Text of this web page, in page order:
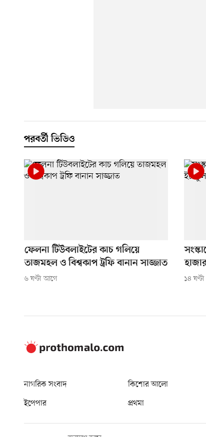
পরবর্তী ভিডিও
ফেলনা টিউবলাইটের কাচ গলিয়ে
তাজমহল ও বিশ্বকাপ ট্রফি বানান সাজ্জাত
৬ ঘণ্টা আগে ১৪
নাগরিক সংবাদ কিশোর আলো
ইপেপার
প্রথমা